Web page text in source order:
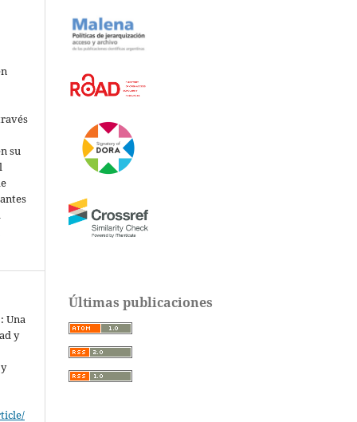
su
Una
y
Últimas publicaciones